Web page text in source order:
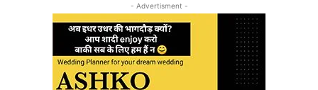
- Advertisment -